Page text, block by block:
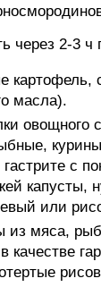
2-3 ч
масла).
с
или
из мяса,